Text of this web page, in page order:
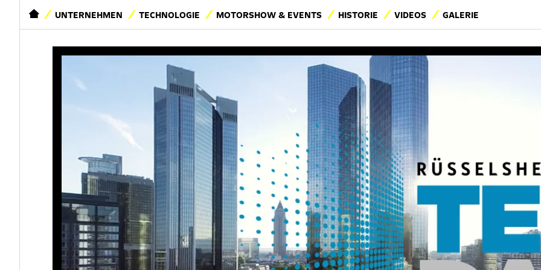
STARTSEITEUNTERNEHMEN TECHNOLOGIE MOTORSHOW & EVENTS HISTORIE VIDEOS GALERIE